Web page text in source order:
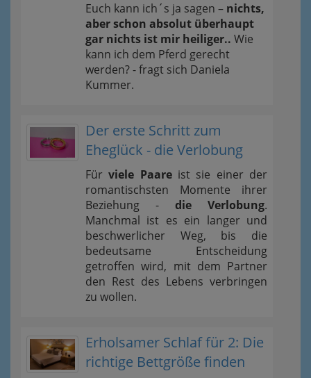
Euch kann ich´s ja sagen – nichts,
aber schon absolut überhaupt
gar nichts ist mir heiliger.. Wie
kann ich dem Pferd gerecht
werden? - fragt sich Daniela
Kummer.
Der erste Schritt zum
Eheglück - die Verlobung
Fürviele Paareist sie einer der
romantischsten Momente ihrer
Beziehung - die Verlobung.
Manchmal ist es ein langer und
beschwerlicher Weg, bis die
bedeutsame Entscheidung
getroffen wird, mit dem Partner
den Rest des Lebens verbringen
zu wollen.
Erholsamer Schlaf für 2: Die
richtige Bettgröße finden